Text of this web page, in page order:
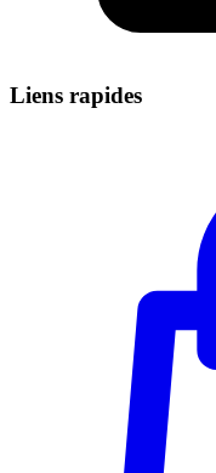
Liens rapides